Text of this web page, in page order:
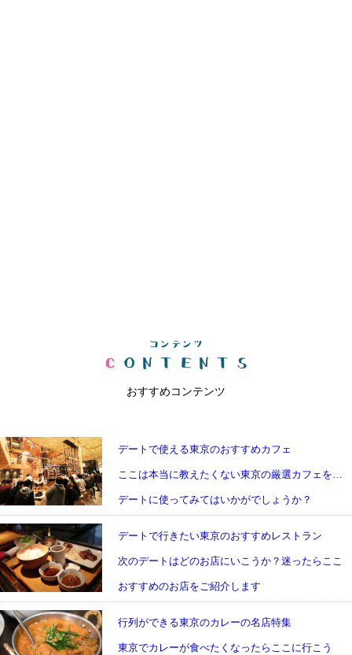
おすすめコンテンツ
デートで使える東京のおすすめカフェ
ここは本当に教えたくない東京の厳選カフェをご紹介
デートに使ってみてはいかがでしょうか？
デートで行きたい東京のおすすめレストラン
次のデートはどのお店にいこうか？迷ったらここ
おすすめのお店をご紹介します
行列ができる東京のカレーの名店特集
東京でカレーが食べたくなったらここに行こう